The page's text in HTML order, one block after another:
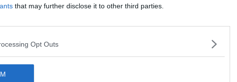
that may further disclose it to other third parties.
Opt Outs